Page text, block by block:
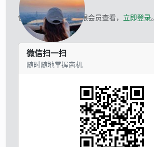
供应商的联系方式仅限会员查看， 立即登录。
微信扫一扫
随时随地掌握商机